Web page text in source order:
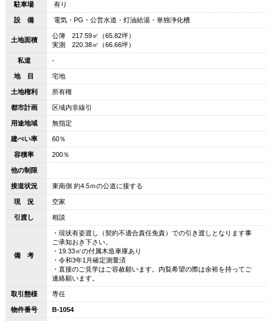
駐車場 有り
設 備 電気・PG・公営水道・灯油給湯・単独浄化槽
土地面積
公簿 217.59㎡（65.82坪）
実測 220.38㎡（66.66坪）
私道 -
地 目 宅地
土地権利 所有権
都市計画 区域内非線引
用途地域 無指定
建ぺい率 60％
容積率 200％
他の制限
接道状況 東南側 約4.5ｍの公道に接する
現 況 空家
引渡し 相談
備 考
・現状有姿渡し（契約不適合責任免責）での引き渡しとなります事
ご承知おき下さい。
・19.33㎡の付属木造車庫あり
・令和3年1月確定測量済
・直接のご見学はご容赦願います。内覧希望の際は余裕を持ってご
連絡願います。
取引態様 専任
物件番号 B-1054